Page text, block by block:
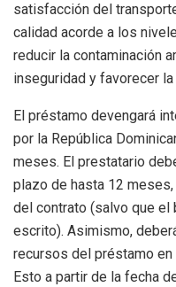
satisfacción del
calidad acorde a los
reducir la contaminación
inseguridad y favorecer
El préstamo devengará
por la República
meses. El prestatario
plazo de hasta 12
del contrato (salvo que el
escrito). Asimismo,
recursos del préstamo
Esto a partir de la fecha